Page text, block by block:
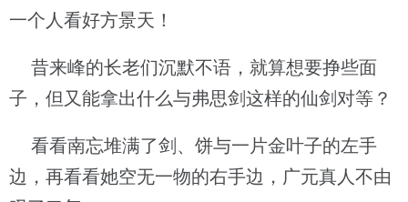
一个人看好方景天！
昔来峰的长老们沉默不语，就算想要挣些面
子，但又能拿出什么与弗思剑这样的仙剑对等？
看看南忘堆满了剑、饼与一片金叶子的左手
边，再看看她空无一物的右手边，广元真人不由